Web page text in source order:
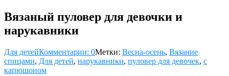
Вязаный пуловер для девочки и
нарукавники
Для детейКомментарии: 0Метки: Весна-осень, Вязание
спицами, Для детей, нарукавники, пуловер для девочек, с
капюшоном